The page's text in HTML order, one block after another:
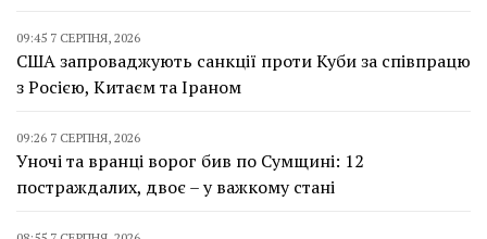
09:45 7 СЕРПНЯ, 2026
США запроваджують санкції проти Куби за співпрацю
з Росією, Китаєм та Іраном
09:26 7 СЕРПНЯ, 2026
Уночі та вранці ворог бив по Сумщині: 12
постраждалих, двоє – у важкому стані